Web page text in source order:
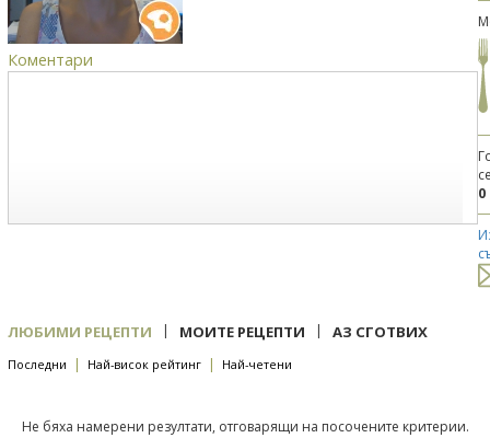
Коментари
0
ЛЮБИМИ РЕЦЕПТИ | МОИТЕ РЕЦЕПТИ | АЗ СГОТВИХ
Последни | Най-висок рейтинг | Най-четени
Не бяха намерени резултати, отговарящи на посочените критерии.